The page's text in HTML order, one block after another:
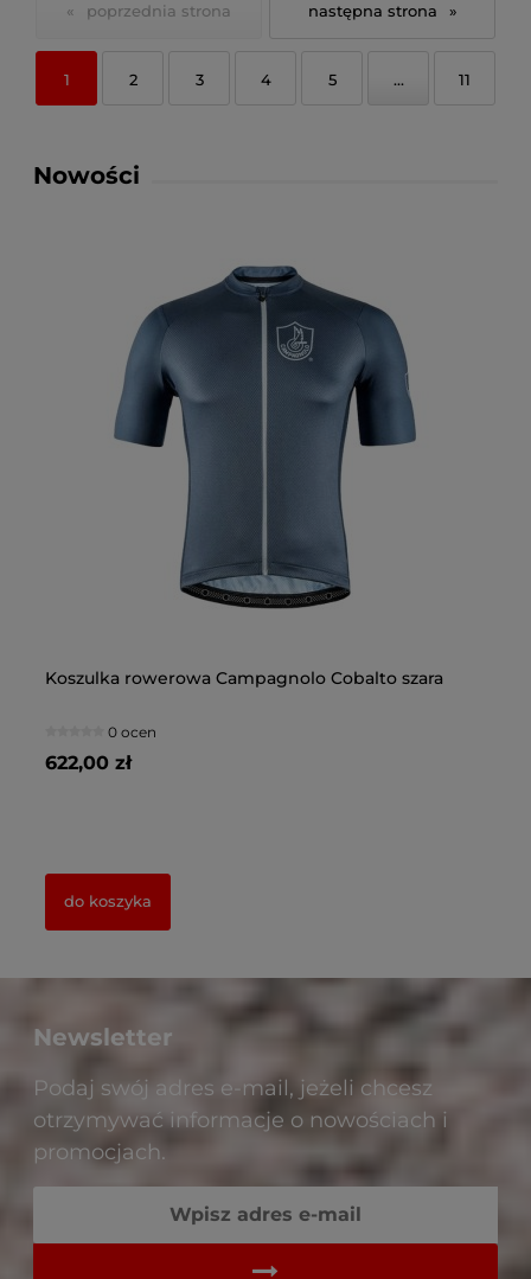
«
1 2 3 4 5 ... 11
»
Nowości
Koszulka rowerowa Campagnolo Cobalto szara
0 ocen
622,00 zł
do koszyka
Newsletter
Podaj swój adres e-mail, jeżeli chcesz
otrzymywać informacje o nowościach i
promocjach.